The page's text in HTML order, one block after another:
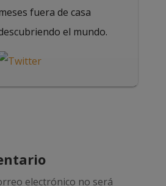
fuera de casa
el mundo.
electrónico no será